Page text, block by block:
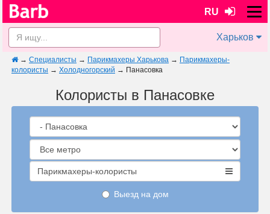
RU
Харьков
→ Специалисты → Парикмахеры Харькова → Парикмахеры-
колористы → Холодногорский → Панасовка
Колористы в Панасовке
Парикмахеры-колористы
Выезд на дом